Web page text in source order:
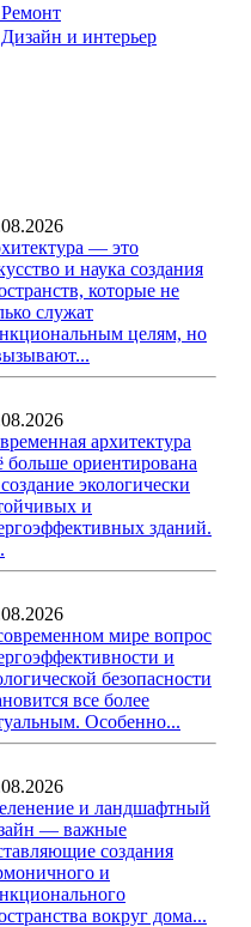
Ремонт
Дизайн и интерьер
— это
и наука создания
которые не
служат
целям, но
архитектура
больше ориентирована
экологически
и
зданий.
мире вопрос
и
безопасности
все более
Особенно...
и ландшафтный
— важные
создания
и
вокруг дома...